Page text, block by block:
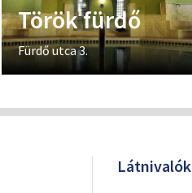
Török fürdő
Fürdő utca 3.
Látnivalók